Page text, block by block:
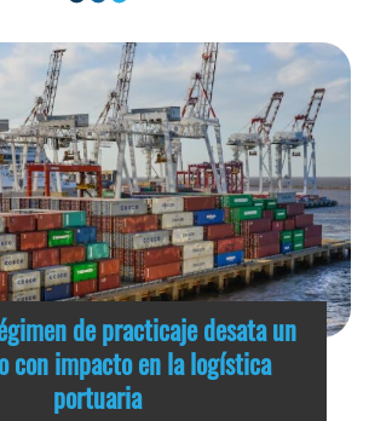
de practicaje desata un
con impacto en la logística
portuaria